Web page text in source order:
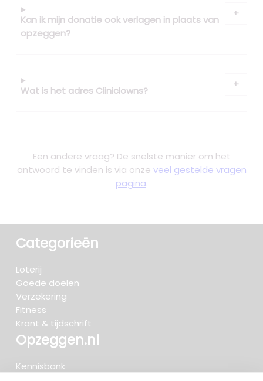
Kan ik mijn donatie ook verlagen in plaats van
opzeggen?
Wat is het adres Cliniclowns?
Een andere vraag? De snelste manier om het
antwoord te vinden is via onze veel gestelde vragen
pagina.
Categorieën
Loterij
Goede doelen
Verzekering
Fitness
Krant & tijdschrift
Opzeggen.nl
Kennisbank